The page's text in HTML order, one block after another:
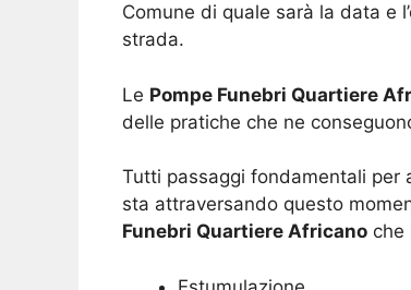
Comune di quale sarà la data e
strada.
Le Pompe Funebri Quartiere
delle pratiche che ne
Tutti passaggi fondamentali per
sta attraversando questo
Funebri Quartiere Africano che